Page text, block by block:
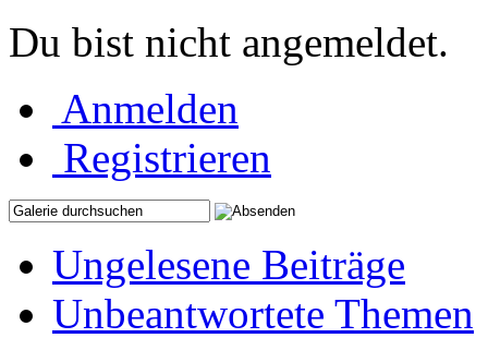
Du bist nicht angemeldet.
Anmelden
Registrieren
Ungelesene Beiträge
Unbeantwortete Themen